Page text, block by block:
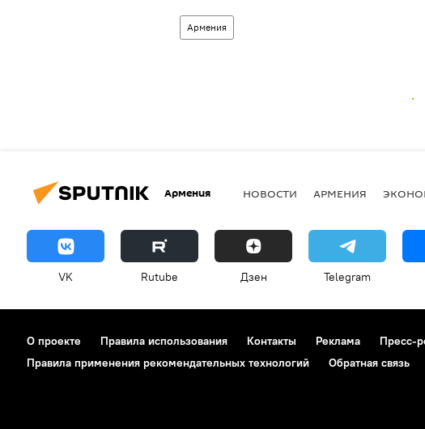
Армения
Армения НОВОСТИ АРМЕНИЯ
VK Rutube Дзен Telegram
О проекте Правила использования Контакты Реклама Пресс-
Правила применения рекомендательных технологий
Обратная связь